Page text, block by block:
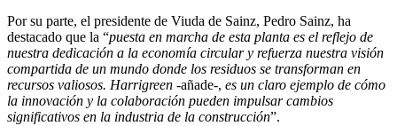
Por su parte, el presidente de Viuda de Sainz, Pedro Sainz, ha
destacado que la “puesta en marcha de esta planta es el reflejo de
nuestra dedicación a la economía circular y refuerza nuestra visión
compartida de un mundo donde los residuos se transforman en
recursos valiosos. Harrigreen -añade-, es un claro ejemplo de cómo
la innovación y la colaboración pueden impulsar cambios
significativos en la industria de la construcción”.